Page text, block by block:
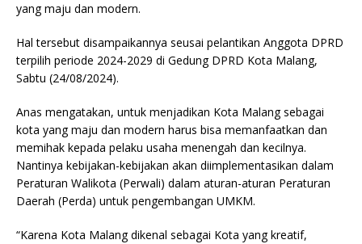
yang maju dan modern.
Hal tersebut disampaikannya seusai pelantikan Anggota DPRD
terpilih periode 2024-2029 di Gedung DPRD Kota Malang,
Sabtu (24/08/2024).
Anas mengatakan, untuk menjadikan Kota Malang sebagai
kota yang maju dan modern harus bisa memanfaatkan dan
memihak kepada pelaku usaha menengah dan kecilnya.
Nantinya kebijakan-kebijakan akan diimplementasikan dalam
Peraturan Walikota (Perwali) dalam aturan-aturan Peraturan
Daerah (Perda) untuk pengembangan UMKM.
“Karena Kota Malang dikenal sebagai Kota yang kreatif,